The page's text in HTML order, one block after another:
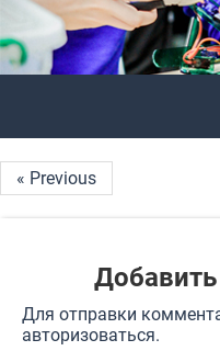
« Previous
Для отправки
авторизоваться.